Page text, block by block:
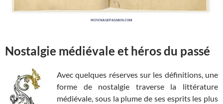
Nostalgie médiévale et héros du passé
Avec quelques réserves sur les définitions, une
forme de nostalgie traverse la littérature
médiévale, sous la plume de ses esprits les plus